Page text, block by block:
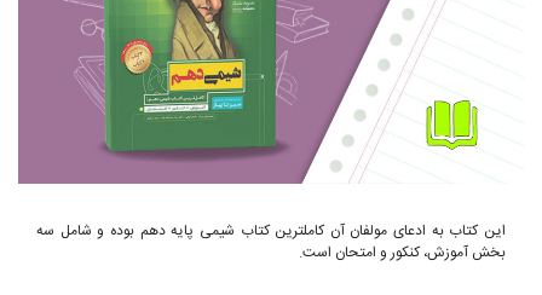
این کتاب به ادعای مولفان آن کاملترین کتاب شیمی پایه دهم بوده و شامل سه
بخش آموزش، کنکور و امتحان است.